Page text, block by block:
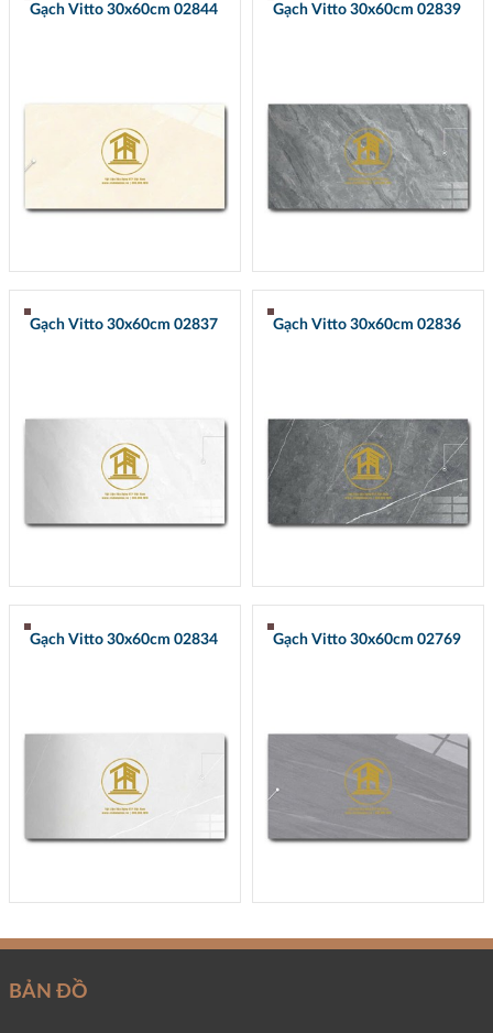
Gạch Vitto 30x60cm 02844 Gạch Vitto 30x60cm 02839
Gạch Vitto 30x60cm 02837 Gạch Vitto 30x60cm 02836
Gạch Vitto 30x60cm 02834 Gạch Vitto 30x60cm 02769
BẢN ĐỒ